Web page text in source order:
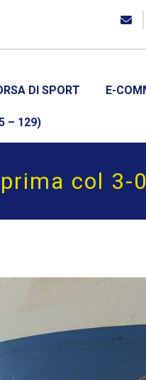
DI SPORT E-
– 129)
col 3-